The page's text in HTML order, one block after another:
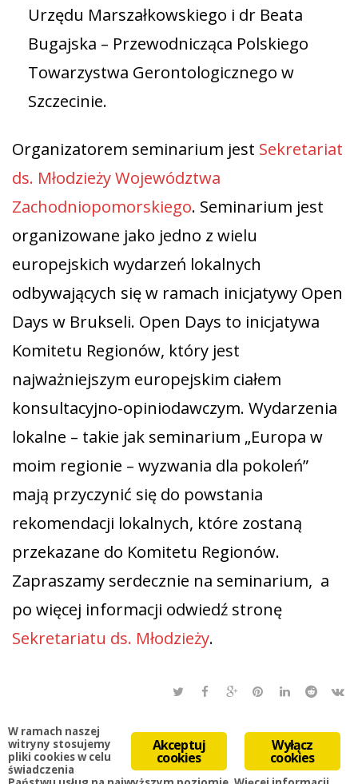
Urzędu Marszałkowskiego i dr Beata
Bugajska – Przewodnicząca Polskiego
Towarzystwa Gerontologicznego w
Szczecinie.
Organizatorem seminarium jest Sekretariat
ds. Młodzieży Województwa
Zachodniopomorskiego. Seminarium jest
organizowane jako jedno z wielu
europejskich wydarzeń lokalnych
odbywających się w ramach inicjatywy Open
Days w Brukseli. Open Days to inicjatywa
Komitetu Regionów, który jest
najważniejszym europejskim ciałem
konsultacyjno-opiniodawczym. Wydarzenia
lokalne – takie jak seminarium „Europa w
moim regionie – wyzwania dla pokoleń”
mają przyczynić się do powstania
rekomendacji lokalnych, które zostaną
przekazane do Komitetu Regionów.
Zapraszamy serdecznie na seminarium, a
po więcej informacji odwiedź stronę
Sekretariatu ds. Młodzieży.
Wyłącz
cookies
Akceptuj
cookies
W ramach naszej
witryny stosujemy
pliki cookies w celu
świadczenia